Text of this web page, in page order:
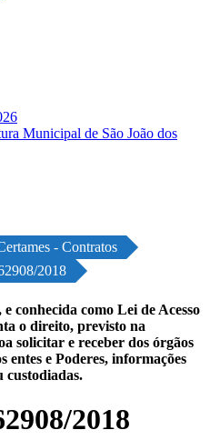
- Contratos
2018
conhecida como Lei de Acesso
o direito, previsto na
solicitar e receber dos órgãos
entes e Poderes, informações
custodiadas.
2018